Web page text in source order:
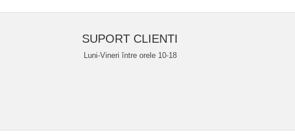
SUPORT CLIENTI
Luni-Vineri între orele 10-18